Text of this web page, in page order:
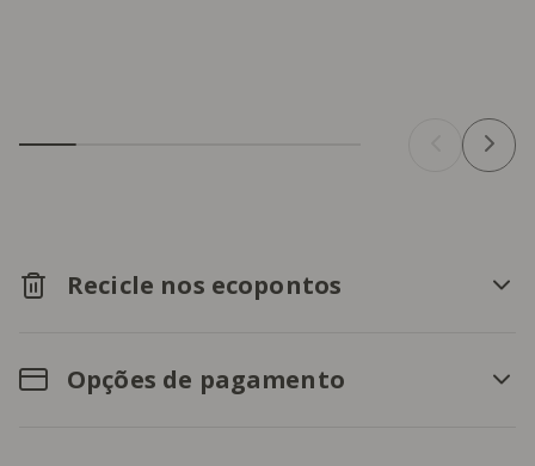
Recicle nos ecopontos
Opções de pagamento